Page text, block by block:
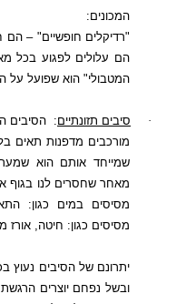
המכונים:
"רדיקלים חופשיים" – הם
הם עלולים לפגוע בכל
המטבולי" הוא שפועל על
· סיבים תזונתיים:
הסיבים
מורכבים מדפנות תאים
שמייחד אותם הוא
מאחר שחסרים לנו בגוף
מסיסים במים כגון:
מסיסים כגון: חיטה, אורז
יתרונם של הסיבים נעוץ
ובשל נפחם יוצרים